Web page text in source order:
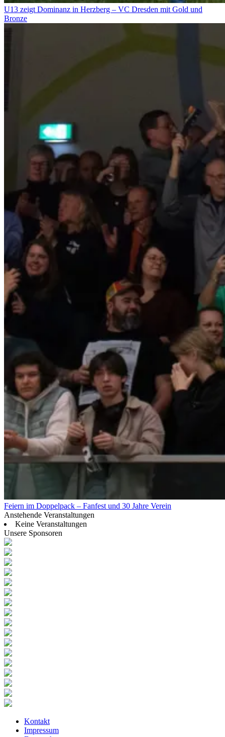
U13 zeigt Dominanz in Herzberg – VC Dresden mit Gold und
Bronze
Feiern im Doppelpack – Fanfest und 30 Jahre Verein
Anstehende Veranstaltungen
Keine Veranstaltungen
Unsere Sponsoren
Kontakt
Impressum